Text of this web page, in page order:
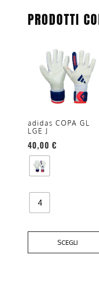
PRODOTTI
adidas COPA GL
LGE J
40,00 €
4
SCEGLI
prodotto
varianti.
opzioni
possono
essere
scelte
nella
del